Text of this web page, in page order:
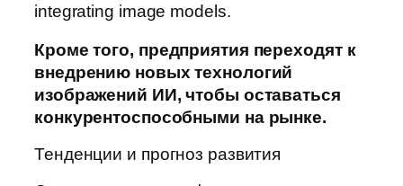
integrating image models.
Кроме того, предприятия переходят к
внедрению новых технологий
изображений ИИ, чтобы оставаться
конкурентоспособными на рынке.
Тенденции и прогноз развития